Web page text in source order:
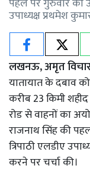
उपाध्यक्ष प्रथमेश
लखनऊ, अमृत
यातायात के दबाव
करीब 23 किमी
रोड से वाहनों का
राजनाथ सिंह की
त्रिपाठी एलडीए
करने पर चर्चा की।